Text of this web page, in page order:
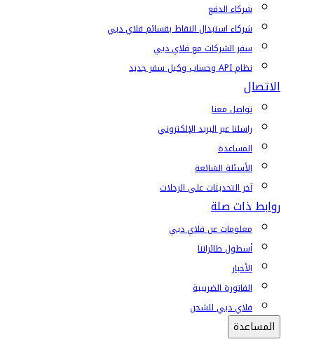
شركاء الدفع
شركاء استبدال النقاط بقسائم فلاي دبي
سفر الشركات مع فلاي دبي
نظام API وحساب وكيل سفر جديد
الاتصال
تواصل معنا
راسلنا عبر البريد الإلكتروني
المساعدة
الأسئلة الشائعة
آخر التحديثات على الرحلات
روابط ذات صلة
معلومات عن فلاي دبي
أسطول طائراتنا
الأخبار
الفاتورة الضريبية
فلاي دبي للشحن
المساعدة